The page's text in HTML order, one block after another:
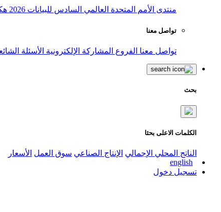
منتدى الأمم المتحدة العالمي السادس للبيانات 2026
تواصل معنا
تواصل معنا الفروع المشاركة الإلكترونية الأسئلة
بحث
الكلمات الاعلى بحثا
الناتج المحلي الإجمالي الإنتاج الصناعي سوق العمل الأسعار
english
تسجيل دخول